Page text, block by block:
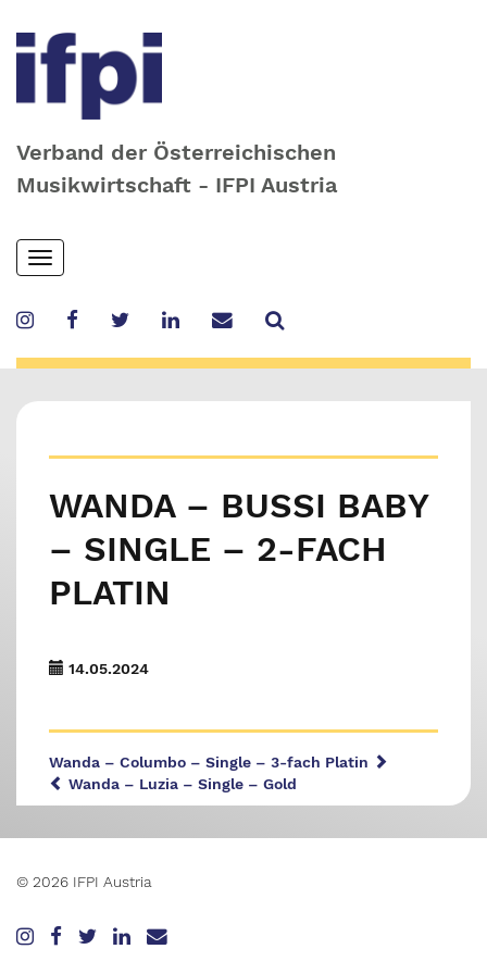
Verband der Österreichischen
Musikwirtschaft - IFPI Austria
Skip
to
content
Toggle
navigation
WANDA – BUSSI BABY
– SINGLE – 2-FACH
PLATIN
14.05.2024
Wanda – Columbo – Single – 3-fach Platin
Wanda – Luzia – Single – Gold
© 2026 IFPI Austria